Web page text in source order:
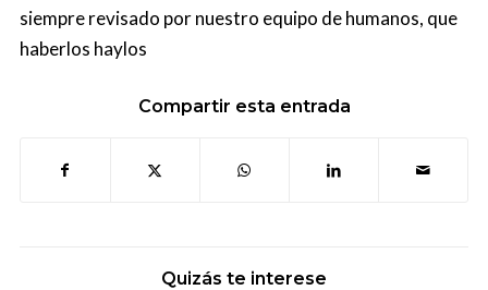
siempre revisado por nuestro equipo de humanos, que
haberlos haylos
Compartir esta entrada
Quizás te interese